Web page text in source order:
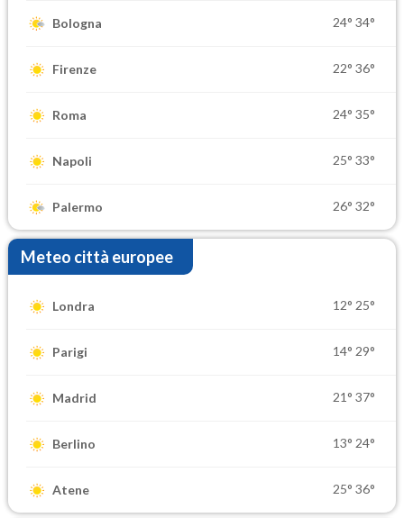
Bologna 24° 34°
Firenze 22° 36°
Roma 24° 35°
Napoli 25° 33°
Palermo 26° 32°
Meteo città europee
Londra 12° 25°
Parigi 14° 29°
Madrid 21° 37°
Berlino 13° 24°
Atene 25° 36°